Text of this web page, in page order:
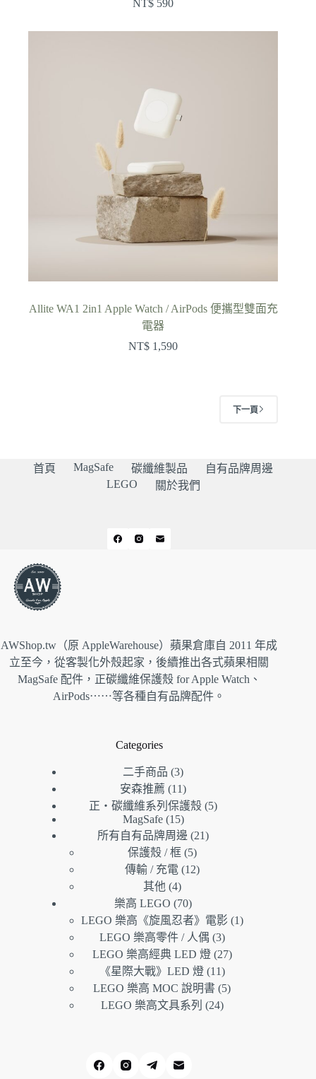
NT$ 590
Allite WA1 2in1 Apple Watch / AirPods 便攜型雙面充
電器
NT$ 1,590
下一頁
首頁 MagSafe 碳纖維製品
自有品牌周邊
LEGO
關於我們
AWShop.tw（原 AppleWarehouse）蘋果倉庫自 2011 年成
立至今，從客製化外殼起家，後續推出各式蘋果相關
MagSafe 配件，正碳纖維保護殼 for Apple Watch、
AirPods⋯⋯等各種自有品牌配件。
Categories
二手商品 33
個
產
品
安森推薦 1111
個
產
品
正・碳纖維系列保護殼 55
MagSafe 1515
個
產
品
所有自有品牌周邊 2121
保護殼 / 框 55
個
傳輸 / 充電 1212
品
其他 44
個
產
品
樂高 LEGO 7070
個
產
品
LEGO 樂高《旋風忍者》電影 11
LEGO 樂高零件 / 人偶 33
個
產
品
LEGO 樂高經典 LED 燈 2727
產
《星際大戰》LED 燈 1111
個
產
LEGO 樂高 MOC 說明書 55
LEGO 樂高文具系列 2424